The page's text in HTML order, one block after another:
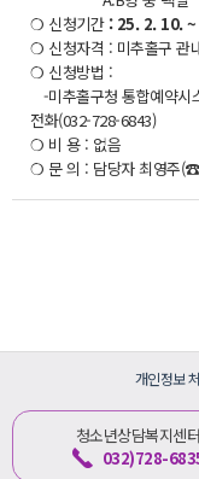
❍ 신청기간 : 25. 2. 10.
❍ 신청자격 : 미추홀구 관
❍ 신청방법 :
-미추홀구청 통합예약
전화(032-728-6843)
❍ 비 용 : 없음
❍ 문 의 : 담당자 최영주
개인정보
청소년상담복지센터
032)728-